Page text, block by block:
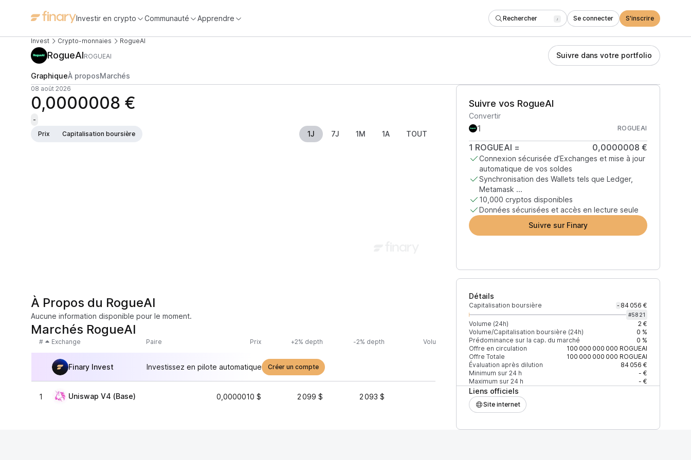
Investir en crypto Communauté Apprendre Rechercher / Se connecter S'inscrire
Invest Crypto-monnaies RogueAI
RogueAIROGUEAI Suivre dans votre portfolio
GraphiqueÀ proposMarchés
08 août 2026
0,0000008 €
-
Prix
Capitalisation boursière 1J 7J 1M 1A TOUT
Suivre vos RogueAI
Convertir
ROGUEAI
1 ROGUEAI = 0,0000008 €
Connexion sécurisée d’Exchanges et mise à jour
automatique de vos soldes
Synchronisation des Wallets tels que Ledger,
Metamask ...
10,000 cryptos disponibles
Données sécurisées et accès en lecture seule
Suivre sur Finary
Détails
Capitalisation boursière - 84 056 €
#5821
Volume (24h)
2 €
Volume/Capitalisation boursière (24h)
0 %
Prédominance sur la cap. du marché
0 %
Offre en circulation
100 000 000 000 ROGUEAI
Offre Totale
100 000 000 000 ROGUEAI
Évaluation après dilution
84 056 €
Minimum sur 24 h
- €
Maximum sur 24 h
- €
Liens officiels
Site internet
À Propos du RogueAI
Aucune information disponible pour le moment.
Marchés RogueAI
# Exchange Paire Prix +2% depth -2% depth Volume (24h) % du volume Confiance Mis à jour
Finary Invest Investissez en pilote automatique Créer un compte
1 Uniswap V4 (Base) 0,0000010 $ 2 099 $ 2 093 $ 100 %